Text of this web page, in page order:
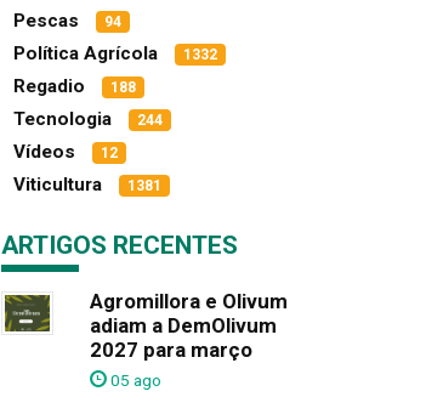
Pescas 94
Política Agrícola 1332
Regadio 188
Tecnologia 244
Vídeos 12
Viticultura 1381
ARTIGOS RECENTES
Agromillora e Olivum
adiam a DemOlivum
2027 para março
05 ago